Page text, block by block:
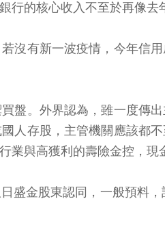
行的核心收入不至於再像去
沒有新一波疫情，今年信
盤。外界認為，雖一度傳
人存股，主管機關應該都
與高獲利的壽險金控，現
盛金股東認同，一般預料